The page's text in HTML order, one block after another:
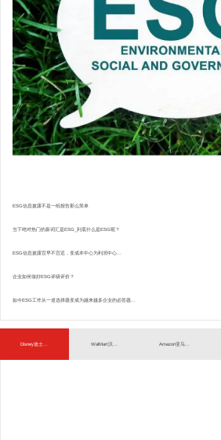
ESG信息披露不是一纸报告那么简单
当下绝对热门的新词汇是ESG_到底什么是ESG呢？
ESG信息披露宜早不宜迟，变成本中心为利润中心...
企业如何做好ESG评级评价？
如今ESG工作从一道选择题变成为越来越多企业的必答题...
Disney迪士... WalMart沃... Amazon亚马...